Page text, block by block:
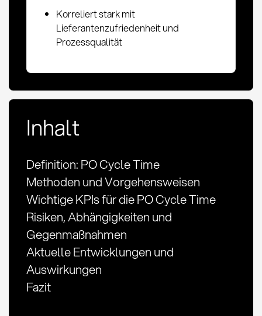
Korreliert stark mit
Lieferantenzufriedenheit und
Prozessqualität
Inhalt
Definition: PO Cycle Time
Methoden und Vorgehensweisen
Wichtige KPIs für die PO Cycle Time
Risiken, Abhängigkeiten und
Gegenmaßnahmen
Aktuelle Entwicklungen und
Auswirkungen
Fazit